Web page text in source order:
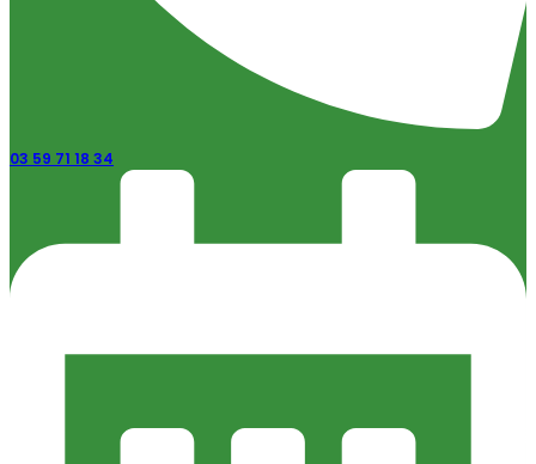
03 59 71 18 34